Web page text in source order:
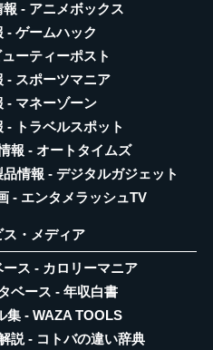
- アニメボックス
- ゲームハック
ーティーポスト
- スポーツマニア
- マネーゾーン
- トラベルスポット
報 - オートタイムズ
情報 - デジタルガジェット
- エンタメラッシュTV
ス・メディア
ス - カロリーマニア
ベース - 年収白書
集 - WAZA TOOLS
説 - コトバの違い辞典